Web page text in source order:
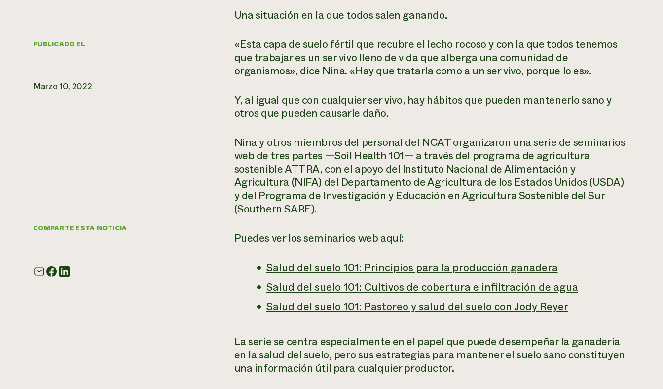
PUBLICADO EL
Marzo 10, 2022
COMPARTE ESTA NOTICIA
Una situación en la que todos salen ganando.
«Esta capa de suelo fértil que recubre el lecho rocoso y con la que todos tenemos
que trabajar es un ser vivo lleno de vida que alberga una comunidad de
organismos», dice Nina. «Hay que tratarla como a un ser vivo, porque lo es».
Y, al igual que con cualquier ser vivo, hay hábitos que pueden mantenerlo sano y
otros que pueden causarle daño.
Nina y otros miembros del personal del NCAT organizaron una serie de seminarios
web de tres partes —Soil Health 101— a través del programa de agricultura
sostenible ATTRA, con el apoyo del Instituto Nacional de Alimentación y
Agricultura (NIFA) del Departamento de Agricultura de los Estados Unidos (USDA)
y del Programa de Investigación y Educación en Agricultura Sostenible del Sur
(Southern SARE).
Puedes ver los seminarios web aquí:
Salud del suelo 101: Principios para la producción ganadera
Salud del suelo 101: Cultivos de cobertura e infiltración de agua
Salud del suelo 101: Pastoreo y salud del suelo con Jody Reyer
La serie se centra especialmente en el papel que puede desempeñar la ganadería
en la salud del suelo, pero sus estrategias para mantener el suelo sano constituyen
una información útil para cualquier productor.